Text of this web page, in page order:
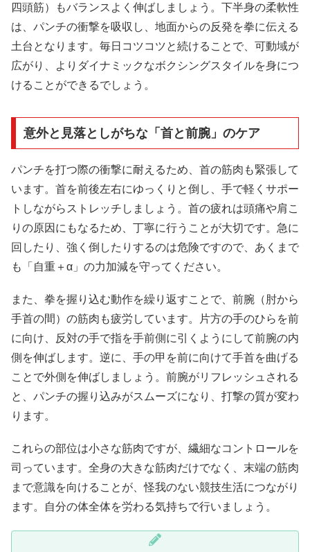
四頭筋）もバランスよく伸ばしましょう。下半身の柔軟性
は、パンチの衝撃を吸収し、地面からの反発を拳に伝える
土台となります。毎日コツコツと続けることで、可動域が
広がり、よりダイナミックなボクシングスタイルを身につ
けることができるでしょう。
意外と見落としがちな「首と前腕」のケア
パンチを打つ際の衝撃に耐えるため、首の筋肉も緊張して
います。首を前後左右にゆっくりと倒し、手で軽くサポー
トしながらストレッチしましょう。首の疲れは頭痛や肩こ
りの原因にもなるため、丁寧に行うことが大切です。急に
回したり、強く倒したりするのは危険ですので、あくまで
も「自重＋α」の力加減を守ってください。
また、拳を握り込む動作を繰り返すことで、前腕（肘から
手首の間）の筋肉も疲労しています。片方の手のひらを前
に向け、反対の手で指を手前側に引くようにして前腕の内
側を伸ばします。逆に、手の甲を前に向けて手首を曲げる
ことで外側を伸ばしましょう。前腕がリフレッシュされる
と、パンチの握り込みがスムーズになり、打撃の質が変わ
ります。
これらの部位は小さな筋肉ですが、繊細なコントロールを
司っています。全身の大きな筋肉だけでなく、末端の筋肉
まで意識を向けることが、怪我のない競技生活につながり
ます。自分の体全体を労わる気持ちで行いましょう。